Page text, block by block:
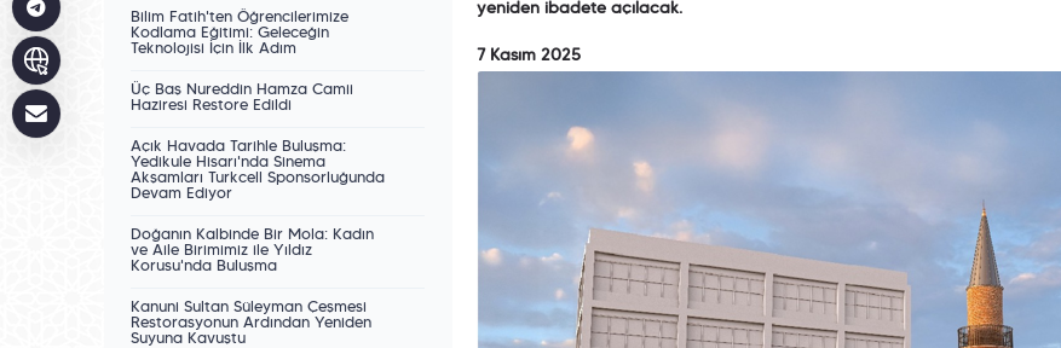
Bilim Fatih'ten Öğrencilerimize
Kodlama Eğitimi: Geleceğin
Teknolojisi İçin İlk Adım
Üç Baş Nureddin Hamza Camii
Haziresi Restore Edildi
Açık Havada Tarihle Buluşma:
Yedikule Hisarı'nda Sinema
Akşamları Turkcell Sponsorluğunda
Devam Ediyor
Doğanın Kalbinde Bir Mola: Kadın
ve Aile Birimimiz ile Yıldız
Korusu'nda Buluşma
Kanuni Sultan Süleyman Çeşmesi
Restorasyonun Ardından Yeniden
Suyuna Kavuştu
yeniden ibadete açılacak.
7 Kasım 2025